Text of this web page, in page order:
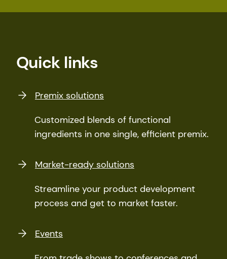
Quick links
Premix solutions
Customized blends of functional
ingredients in one single, efficient premix.
Market-ready solutions
Streamline your product development
process and get to market faster.
Events